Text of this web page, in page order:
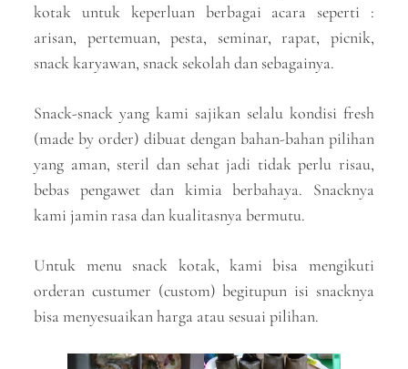
kotak untuk keperluan berbagai acara seperti :
arisan, pertemuan, pesta, seminar, rapat, picnik,
snack karyawan, snack sekolah dan sebagainya.
Snack-snack yang kami sajikan selalu kondisi fresh
(made by order) dibuat dengan bahan-bahan pilihan
yang aman, steril dan sehat jadi tidak perlu risau,
bebas pengawet dan kimia berbahaya. Snacknya
kami jamin rasa dan kualitasnya bermutu.
Untuk menu snack kotak, kami bisa mengikuti
orderan custumer (custom) begitupun isi snacknya
bisa menyesuaikan harga atau sesuai pilihan.